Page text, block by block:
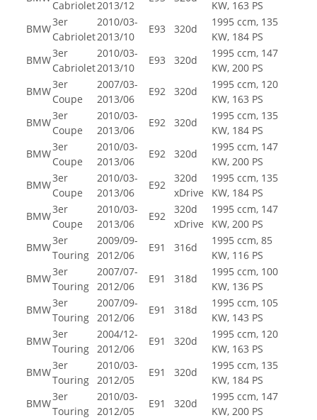
Cabriolet2013/12
KW, 163 PS
BMW
3er
Cabriolet
2010/03-
2013/10
E93 320d
1995 ccm, 135
KW, 184 PS
BMW
3er
Cabriolet
2010/03-
2013/10
E93 320d
1995 ccm, 147
KW, 200 PS
BMW
3er
Coupe
2007/03-
2013/06
E92 320d
1995 ccm, 120
KW, 163 PS
BMW
3er
Coupe
2010/03-
2013/06
E92 320d
1995 ccm, 135
KW, 184 PS
BMW
3er
Coupe
2010/03-
2013/06
E92 320d
1995 ccm, 147
KW, 200 PS
BMW
3er
Coupe
2010/03-
2013/06
E92
320d
xDrive
1995 ccm, 135
KW, 184 PS
BMW
3er
Coupe
2010/03-
2013/06
E92
320d
xDrive
1995 ccm, 147
KW, 200 PS
BMW
3er
Touring
2009/09-
2012/06
E91 316d
1995 ccm, 85
KW, 116 PS
BMW
3er
Touring
2007/07-
2012/06
E91 318d
1995 ccm, 100
KW, 136 PS
BMW
3er
Touring
2007/09-
2012/06
E91 318d
1995 ccm, 105
KW, 143 PS
BMW
3er
Touring
2004/12-
2012/06
E91 320d
1995 ccm, 120
KW, 163 PS
BMW
3er
Touring
2010/03-
2012/05
E91 320d
1995 ccm, 135
KW, 184 PS
BMW
3er
Touring
2010/03-
2012/05
E91 320d
1995 ccm, 147
KW, 200 PS